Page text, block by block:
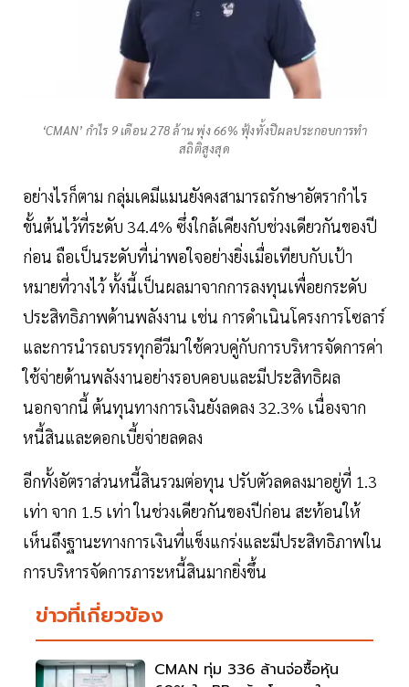
‘CMAN’ กำไร 9 เดือน 278 ล้าน พุ่ง 66% ฟุ้งทั้งปีผลประกอบการทำ
สถิติสูงสุด
อย่างไรก็ตาม กลุ่มเคมีแมนยังคงสามารถรักษาอัตรากำไร
ขั้นต้นไว้ที่ระดับ 34.4% ซึ่งใกล้เคียงกับช่วงเดียวกันของปี
ก่อน ถือเป็นระดับที่น่าพอใจอย่างยิ่งเมื่อเทียบกับเป้า
หมายที่วางไว้ ทั้งนี้เป็นผลมาจากการลงทุนเพื่อยกระดับ
ประสิทธิภาพด้านพลังงาน เช่น การดำเนินโครงการโซลาร์
และการนำรถบรรทุกอีวีมาใช้ควบคู่กับการบริหารจัดการค่า
ใช้จ่ายด้านพลังงานอย่างรอบคอบและมีประสิทธิผล
นอกจากนี้ ต้นทุนทางการเงินยังลดลง 32.3% เนื่องจาก
หนี้สินและดอกเบี้ยจ่ายลดลง
อีกทั้งอัตราส่วนหนี้สินรวมต่อทุน ปรับตัวลดลงมาอยู่ที่ 1.3
เท่า จาก 1.5 เท่า ในช่วงเดียวกันของปีก่อน สะท้อนให้
เห็นถึงฐานะทางการเงินที่แข็งแกร่งและมีประสิทธิภาพใน
การบริหารจัดการภาระหนี้สินมากยิ่งขึ้น
ข่าวที่เกี่ยวข้อง
CMAN ทุ่ม 336 ล้านจ่อซื้อหุ้น